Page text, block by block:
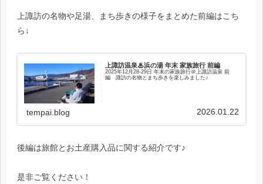
上諏訪の名物や足湯、まち歩きの様子をまとめた前編はこち
ら↓
上諏訪温泉♨浜の湯 年末 家族旅行 前編
2025年12月28-29日 年末の家族旅行＠上諏訪温泉 前
編 諏訪の名物とまち歩きを楽しみました♪
tempai.blog 2026.01.22
後編は旅館とお土産購入品に関する紹介です♪
是非ご覧ください！